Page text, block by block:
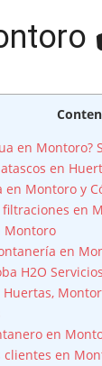
en Montoro?
en
Montoro y
en
Montoro
en
H2O
en
en